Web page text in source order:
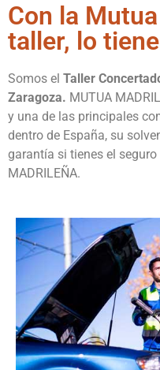
Con la
taller, lo
Somos el Taller
Zaragoza. MUTUA
y una de las principales
dentro de España, su
garantía si tienes el
MADRILEÑA.